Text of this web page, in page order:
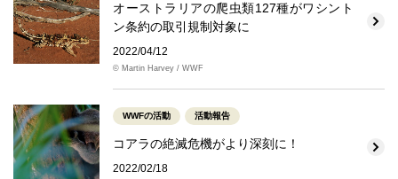
オーストラリアの爬虫類127種がワシント
ン条約の取引規制対象に
2022/04/12
© Martin Harvey / WWF
WWFの活動 活動報告
コアラの絶滅危機がより深刻に！
2022/02/18